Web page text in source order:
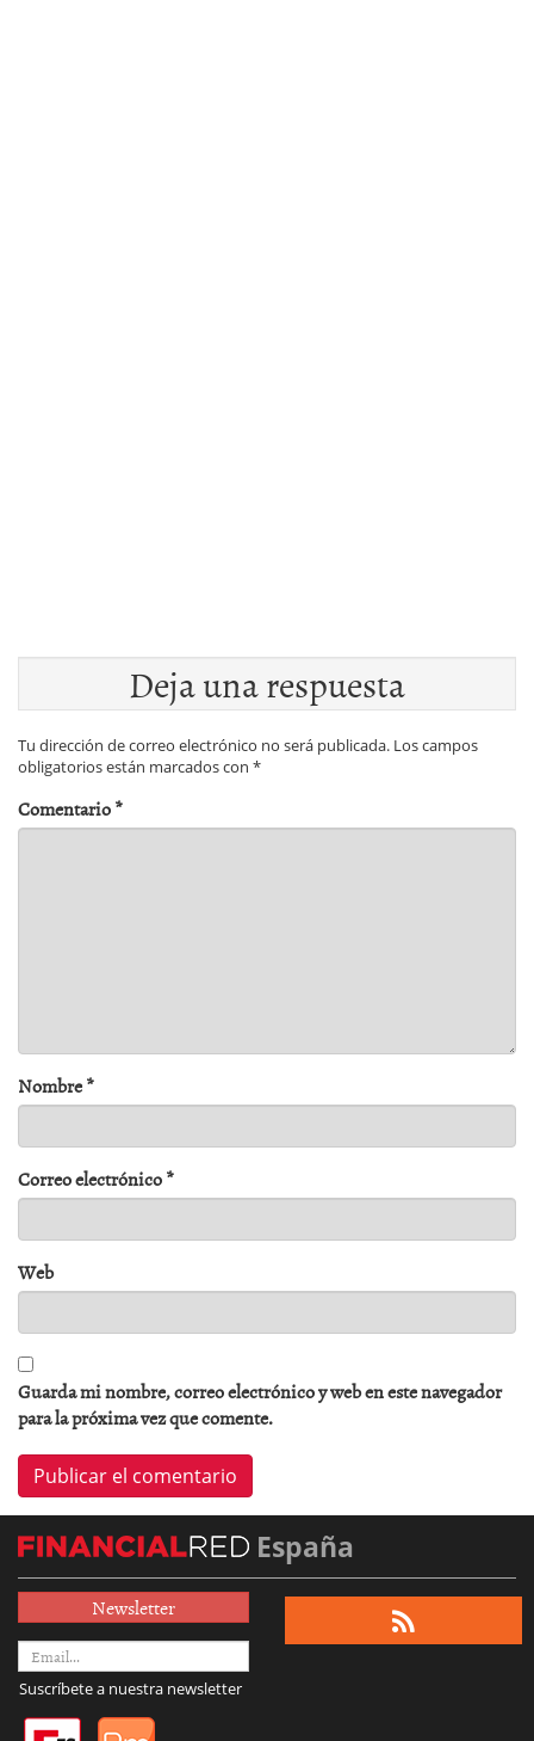
Deja una respuesta
Tu dirección de correo electrónico no será publicada. Los campos
obligatorios están marcados con *
Comentario*
Nombre*
Correo electrónico*
Web
Guarda mi nombre, correo electrónico y web en este navegador
para la próxima vez que comente.
España
Newsletter
Suscríbete a nuestra newsletter